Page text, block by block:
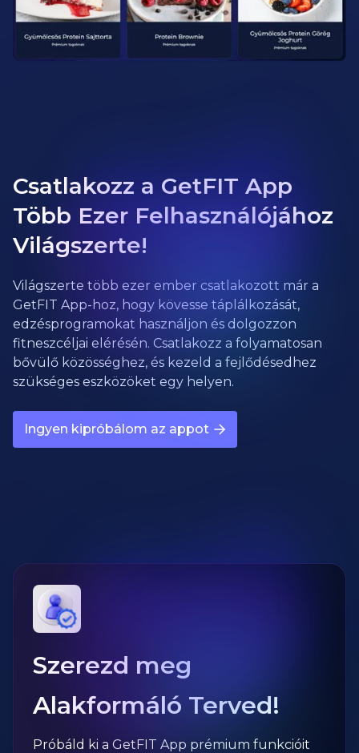
Csatlakozz a GetFIT App
Több Ezer Felhasználójához
Világszerte!
Világszerte több ezer ember csatlakozott már a
GetFIT App-hoz, hogy kövesse táplálkozását,
edzésprogramokat használjon és dolgozzon
fitneszcéljai elérésén. Csatlakozz a folyamatosan
bővülő közösséghez, és kezeld a fejlődésedhez
szükséges eszközöket egy helyen.
Ingyen kipróbálom az appot
Szerezd meg
Alakformáló Terved!
Próbáld ki a GetFIT App prémium funkcióit